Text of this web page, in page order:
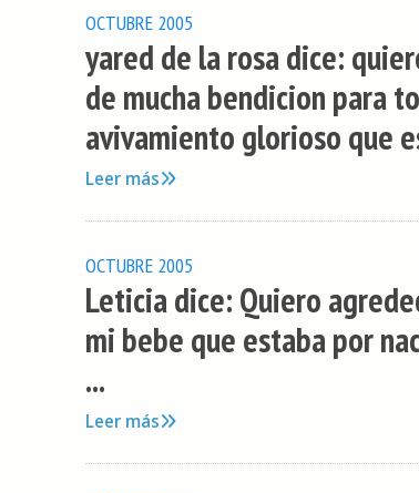
OCTUBRE 2005
yared de la rosa dice:
de mucha bendicion para
avivamiento glorioso que
Leer más
OCTUBRE 2005
Leticia dice: Quiero
mi bebe que estaba por
...
Leer más